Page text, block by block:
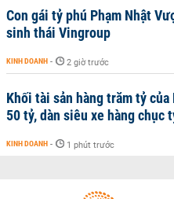
Con gái tỷ phú Phạm Nhật
sinh thái Vingroup
KINH DOANH - 2 giờ trước
Khối tài sản hàng trăm tỷ
50 tỷ, dàn siêu xe hàng
KINH DOANH - 1 phút trước